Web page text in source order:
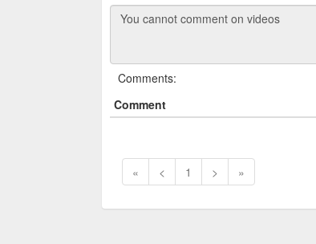
Comments:
Comment
« < 1 > »